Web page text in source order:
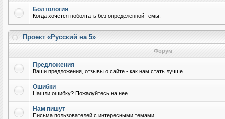
Болтология
Когда хочется поболтать без определенной темы.
Проект «Русский на 5»
Форум
Предложения
Ваши предложения, отзывы о сайте - как нам стать лучше
Ошибки
Нашли ошибку? Пожалуйтесь на нее.
Нам пишут
Письма пользователей с интересными темами